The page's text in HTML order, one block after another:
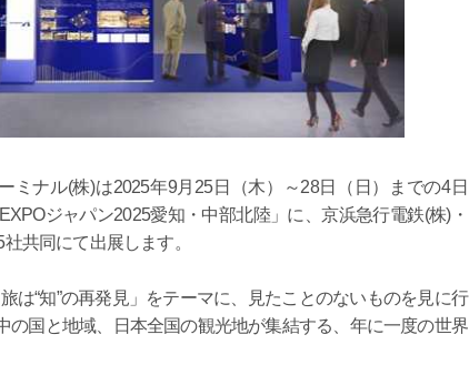
ミナル(株)は2025年9月25日（木）～28日（日）までの4日
ジャパン2025愛知・中部北陸」に、京浜急行電鉄(株)・
共同にて出展します。
は“知”の再発見」をテーマに、見たことのないものを見に行
の国と地域、日本全国の観光地が集結する、年に一度の世界